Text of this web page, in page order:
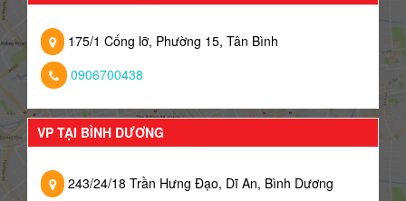
175/1 Cống lỡ, Phường 15, Tân Bình
0906700438
VP TẠI BÌNH DƯƠNG
243/24/18 Trần Hưng Đạo, Dĩ An, Bình Dương